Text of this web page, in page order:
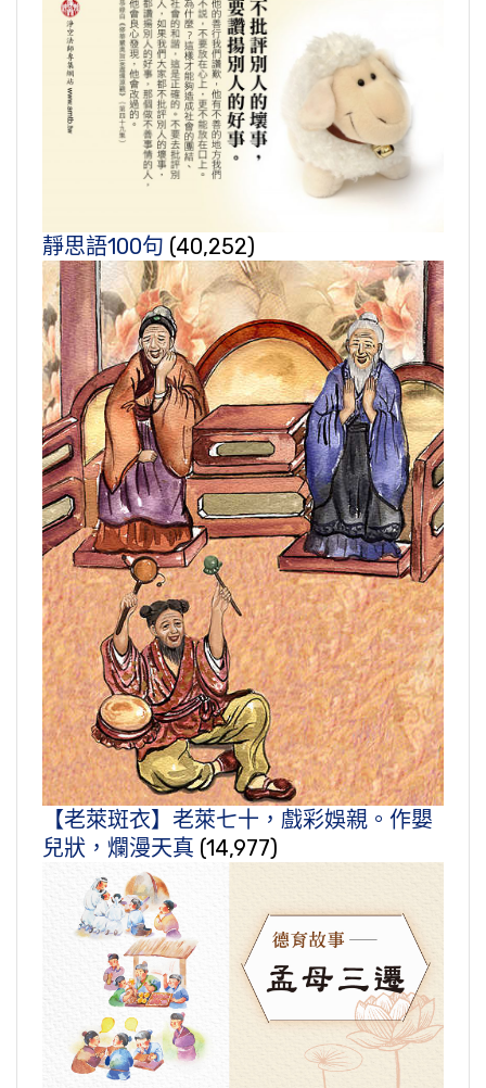
靜思語100句 (40,252)
【老萊斑衣】老萊七十，戲彩娛親。作嬰
兒狀，爛漫天真 (14,977)